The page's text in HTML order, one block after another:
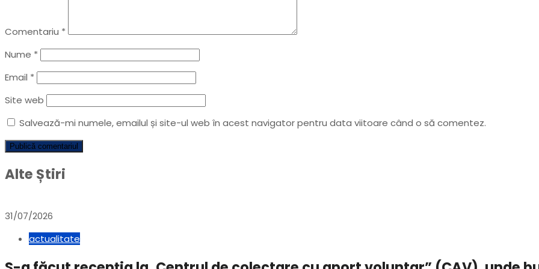
Comentariu *
Nume *
Email *
Site web
Salvează-mi numele, emailul și site-ul web în acest navigator pentru data viitoare când o să comentez.
Alte Știri
31/07/2026
actualitate